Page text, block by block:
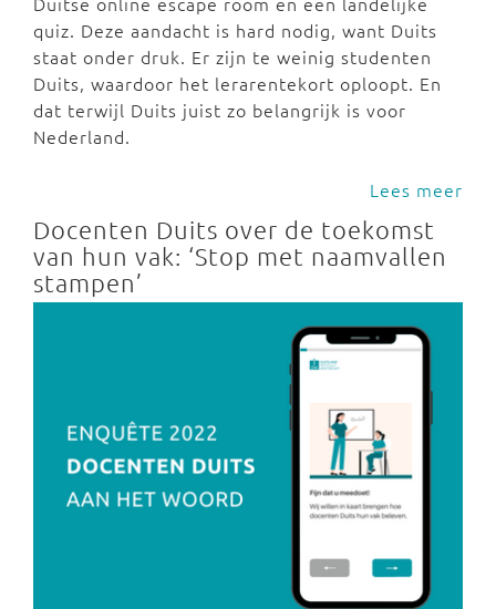
quiz. Deze aandacht is hard nodig, want Duits
staat onder druk. Er zijn te weinig studenten
Duits, waardoor het lerarentekort oploopt. En
dat terwijl Duits juist zo belangrijk is voor
Nederland.
Lees meer
Docenten Duits over de toekomst
van hun vak: ‘Stop met naamvallen
stampen’